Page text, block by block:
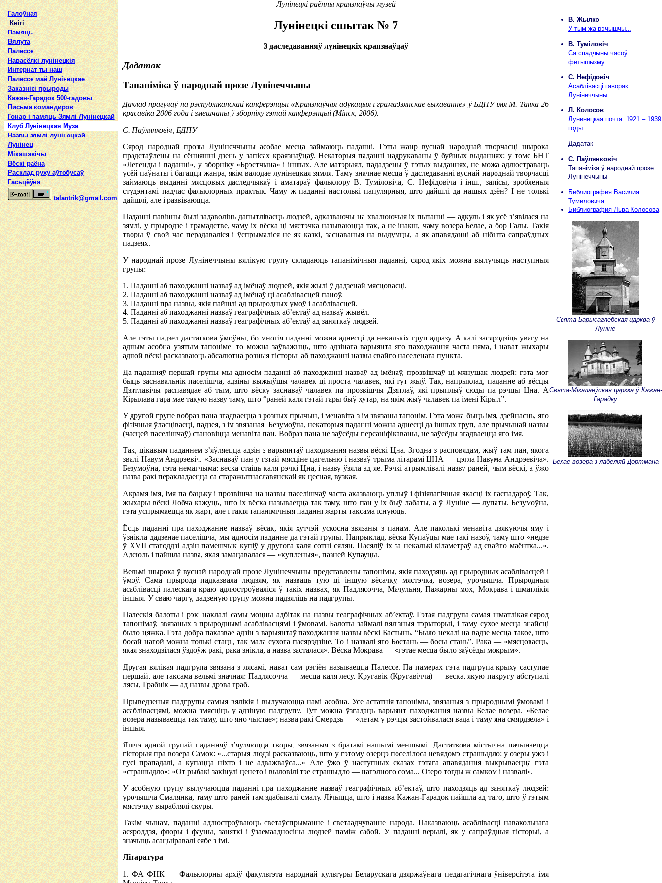
Галоўная
Кнігі
Памяць
Вялута
Палессе
Навасёлкі лунінецкія
Интернат ты наш
Палессе маё Лунінецкае
Заказнікі прыроды
Кажан-Гарадок 500-гадовы
Письма командиров
Гонар і памяць Зямлі Лунінецкай
Клуб Лунінецкая Муза
Назвы зямлi лунiнецкай
Лунінец
Мікашэвічы
Вёскі раёна
Расклад руху аўтобусаў
Гасьцёўня
talantrik@gmail.com
Лунінецкі раённы краязнаўчы музей
Лунінецкі сшытак № 7
З даследаванняў лунінецкіх краязнаўцаў
Дадатак
Тапаніміка ў народнай прозе Лунінеччыны
Даклад прагучаў на рэспубліканскай канферэнцыі «Краязнаўчая адукацыя і грамадзянскае выхаванне» ў БДПУ імя М. Танка 26
красавіка 2006 года і змешчаны ў зборніку гэтай канферэнцыі (Мінск, 2006).
С. Паўлянковіч, БДПУ
Сярод народнай прозы Лунінеччыны асобае месца займаюць паданні. Гэты жанр вуснай народнай творчасці шырока
прадстаўлены на сённяшні дзень у запісах краязнаўцаў. Некаторыя паданні надрукаваны ў буйных выданнях: у томе БНТ
«Легенды і паданні», у зборніку «Брэстчына» і іншых. Але матэрыял, пададзены ў гэтых выданнях, не можа адлюстраваць
усёй паўнаты і багацця жанра, якім валодае лунінецкая зямля. Таму значнае месца ў даследаванні вуснай народнай творчасці
займаюць выданні мясцовых даследчыкаў і аматараў фальклору В. Туміловіча, С. Нефідовіча і інш., запісы, зробленыя
студэнтамі падчас фальклорных практык. Чаму ж паданні настолькі папулярныя, што дайшлі да нашых дзён? I не толькі
дайшлі, але і развіваюцца.
Паданні павінны былі задаволіць дапытлівасць людзей, адказваючы на хвалюючыя іх пытанні — адкуль і як усё з’явілася на
зямлі, у прыродзе і грамадстве, чаму іх вёска ці мястэчка называюцца так, а не інакш, чаму возера Белае, а бор Галы. Такія
творы ў свой час перадаваліся і ўспрымаліся не як казкі, заснаваныя на выдумцы, а як апавяданні аб нібыта сапраўдных
падзеях.
У народнай прозе Лунінеччыны вялікую групу складаюць тапанімічныя паданні, сярод якіх можна вылучыць наступныя
групы:
1. Паданні аб паходжанні назваў ад імёнаў людзей, якія жылі ў дадзенай мясцовасці.
2. Паданні аб паходжанні назваў ад імёнаў ці асаблівасцей паноў.
3. Паданні пра назвы, якія пайшлі ад прыродных умоў і асаблівасцей.
4. Паданні аб паходжанні назваў геаграфічных аб’ектаў ад назваў жывёл.
5. Паданні аб паходжанні назваў геаграфічных аб’ектаў ад заняткаў людзей.
Але гэты падзел дастаткова ўмоўны, бо многія паданні можна аднесці да некалькіх груп адразу. А калі засяродзіць увагу на
адным асобна узятым тапоніме, то можна заўважыць, што адзінага варыянта яго паходжання часта няма, і нават жыхары
адной вёскі расказваюць абсалютна розныя гісторыі аб паходжанні назвы свайго населенага пункта.
Да паданняў першай групы мы адносім паданні аб паходжанні назваў ад імёнаў, прозвішчаў ці мянушак людзей: гэта мог
быць заснавальнік паселішча, адзіны выжыўшы чалавек ці проста чалавек, які тут жыў. Так, напрыклад, паданне аб вёсцы
Дзятлавічы распавядае аб тым, што вёску заснаваў чалавек па прозвішчы Дзятлаў, які прыплыў сюды па рэчцы Цна. А
Кірылава гара мае такую назву таму, што “раней каля гэтай гары быў хутар, на якім жыў чалавек па імені Кірыл”.
У другой групе вобраз пана згадваецца з розных прычын, і менавіта з ім звязаны тапонім. Гэта можа быць імя, дзейнасць, яго
фізічныя ўласцівасці, падзея, з ім звязаная. Безумоўна, некаторыя паданні можна аднесці да іншых груп, але прычынай назвы
(часцей паселішчаў) становіцца менавіта пан. Вобраз пана не заўсёды персаніфікаваны, не заўсёды згадваецца яго імя.
Так, цікавым паданнем з’яўляецца адзін з варыянтаў паходжання назвы вёскі Цна. Згодна з расповядам, жыў там пан, якога
звалі Навум Андрэевіч. «Заснаваў пан у гзтай мясціне цагельню і назваў трыма літарамі ЦНА — цэгла Навума Андрэевіча».
Безумоўна, гэта немагчыма: веска стаіць каля рэчкі Цна, і назву ўзяла ад яе. Рэчкі атрымлівалі назву раней, чым вёскі, а ўжо
назва ракі перакладаецца са старажытнаславянскай як цесная, вузкая.
Акрамя імя, імя па бацьку і прозвішча на назвы паселішчаў часта аказваюць уплыў і фізіялагічныя якасці іх гаспадароў. Так,
жыхары вёскі Лобча кажуць, што іх вёска называецца так таму, што пан у іх быў лабаты, а ў Луніне — лупаты. Безумоўна,
гэта ўспрымаецца як жарт, але і такія тапанімічныя паданні жарты таксама існуюць.
Ёсць паданні пра паходжанне назваў вёсак, якія хутчэй ускосна звязаны з панам. Але паколькі менавіта дзякуючы яму і
ўзнікла дадзенае паселішча, мы адносім паданне да гэтай групы. Напрыклад, вёска Купаўцы мае такі назоў, таму што «недзе
ў XVII стагоддзі адзін памешчык купіў у другога каля сотні сялян. Пасяліў іх за некалькі кіламетраў ад свайго маёнтка...».
Адсюль і пайшла назва, якая замацавалася — «купленыя», пазней Купауцы.
Вельмі шырока ў вуснай народнай прозе Лунінеччыны представлены тапонімы, якія паходзяць ад прыродных асаблівасцей і
ўмоў. Сама прырода падказвала людзям, як назваць тую ці іншую вёсачку, мястэчка, возера, урочышча. Прыродныя
асаблівасці палескага краю адлюстроўваліся ў такіх назвах, як Падлясочча, Мачульня, Пажарны мох, Мокрава і шматлікія
іншыя. У сваю чаргу, дадзеную групу можна падзяліць на падгрупы.
Палескія балоты і рэкі наклалі самы моцны адбітак на назвы геаграфічных аб’ектаў. Гэтая падгрупа самая шматлікая сярод
тапонімаў, звязаных з прыроднымі асаблівасцямі і ўмовамі. Балоты займалі вялізныя тэрыторыі, і таму сухое месца знайсці
было цяжка. Гэта добра паказвае адзін з варыянтаў паходжання назвы вёскі Бастынь. “Было некалі на вадзе месца такое, што
босай нагой можна толькі стаць, так мала сухога пасярэдзіне. То і назвалі яго Бостань — босы стань”. Рака — «мясцовасць,
якая знаходзілася ўздоўж ракі, рака знікла, а назва засталася». Вёска Мокрава — «гэтае месца было заўсёды мокрым».
Другая вялікая падгрупа звязана з лясамі, нават сам рэгіён называецца Палессе. Па памерах гэта падгрупа крыху саступае
першай, але таксама вельмі значная: Падлясочча — месца каля лесу, Кругавік (Кругавічча) — веска, якую пакругу абступалі
лясы, Грабнік — ад назвы дрэва граб.
Прыведзеныя падгрупы самыя вялікія і вылучаюцца намі асобна. Усе астатнія тапонімы, звязаныя з прыроднымі ўмовамі і
асаблівасцямі, можна змясціць у адзіную падгрупу. Тут можна ўзгадаць варыянт паходжання назвы Белае возера. «Белае
возера называецца так таму, што яно чыстае»; назва ракі Смердзь — «летам у рэчцы застойвалася вада і таму яна смярдзела» і
іншыя.
Яшчэ адной групай паданняў з’яуляюцца творы, звязаныя з братамі нашымі меншымі. Дастаткова містычна пачынаецца
гісторыя пра возера Самок: «...старыя людзі расказваюць, што у гэтому озерцэ поселілоса невядомэ страшыдло: у озеры ужэ і
гусі прападалі, а купацца ніхто і не адважваўса...» Але ўжо ў наступных сказах гэтага апавядання выкрываецца гэта
«страшыдло»: «От рыбакі закінулі ценето і выловілі тэе страшыдло — нагэлного сома... Озеро тогды ж самком і назвалі».
У асобную групу вылучаюцца паданні пра паходжанне назваў геаграфічных аб’ектаў, што паходзяць ад заняткаў людзей:
урочышча Смалянка, таму што раней там здабывалі смалу. Лічыцца, што і назва Кажан-Гарадок пайшла ад таго, што ў гэтым
мястэчку выраблялі скуры.
Такім чынам, паданні адлюстроўваюць светаўспрыманне і светаадчуванне народа. Паказваюць асаблівасці навакольнага
асяроддзя, флоры і фауны, заняткі і ўзаемаадносіны людзей паміж сабой. У паданні верылі, як у сапраўдныя гісторыі, а
значыць асацыіравалі сябе з імі.
Літаратура
1. ФА ФНК — Фальклорны архіў факультэта народнай культуры Беларускага дзяржаўнага педагагічнага ўніверсітэта імя
В. Жылко
У тым жа рэчышчы...
В. Туміловіч
Са спадчыны часоў
фетышызму
С. Нефідовіч
Асаблівасці гаворак
Лунінеччыны
Л. Колосов
Лунинецкая почта: 1921 – 1939
годы
Дадатак
С. Паўлянковіч
Тапаніміка ў народнай прозе
Лунінеччыны
Библиография Василия
Тумиловича
Библиография Льва Колосова
Свята-Барысаглебская царква ў
Луніне
Свята-Мікалаеўская царква ў Кажан-
Гарадку
Белае возера з лабеліяй Дортмана